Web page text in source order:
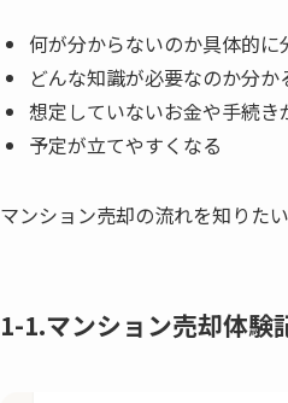
何が分からないのか具体的に
どんな知識が必要なのか分か
想定していないお金や手続き
予定が立てやすくなる
マンション売却の流れを知りた
1-1.マンション売却体験